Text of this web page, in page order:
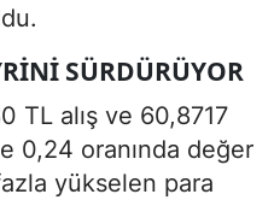
SÜRDÜRÜYOR
TL alış ve 60,8717
0,24 oranında değer
yükselen para